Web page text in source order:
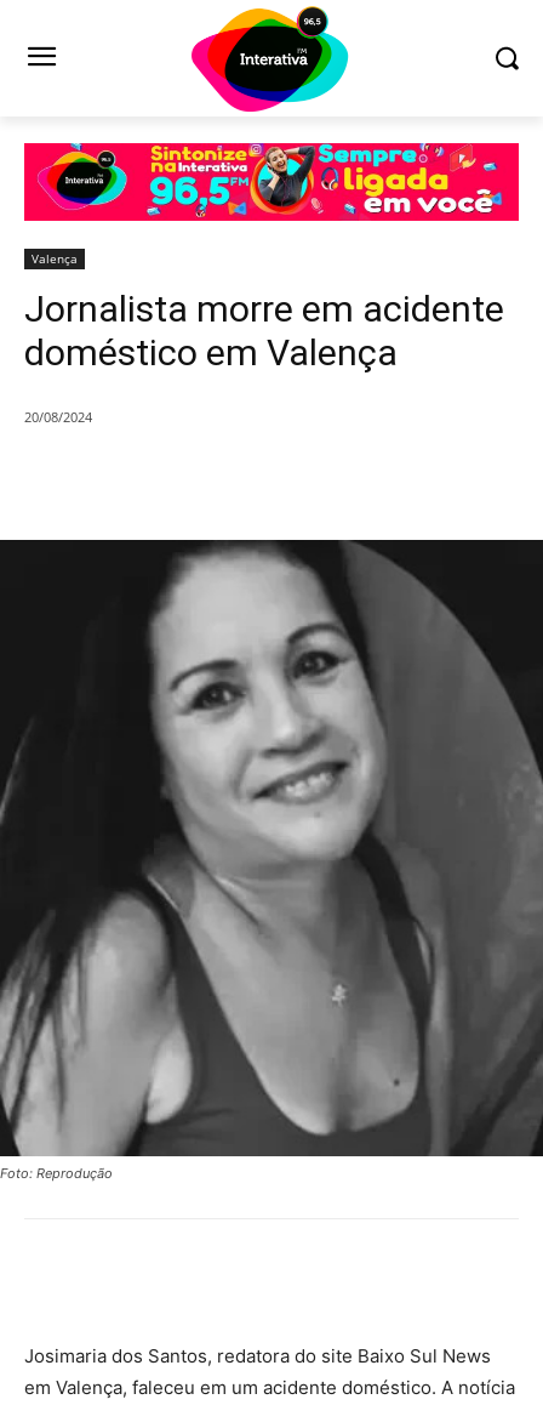
Valença
Jornalista morre em acidente
doméstico em Valença
20/08/2024
Foto: Reprodução
Josimaria dos Santos, redatora do site Baixo Sul News
em Valença, faleceu em um acidente doméstico. A notícia